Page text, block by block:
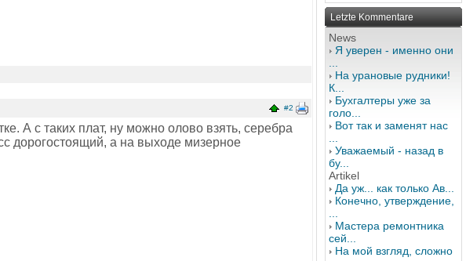
#2
А с таких плат, ну можно олово взять, серебра
дорогостоящий, а на выходе мизерное
Letzte Kommentare
News
Я уверен - именно они
На урановые рудники!
К...
Бухгалтеры уже за
голо...
Вот так и заменят нас
Уважаемый - назад в
бу...
Artikel
Да уж... как только Ав...
Конечно, утверждение,
Мастера ремонтника
сей...
На мой взгляд, сложно